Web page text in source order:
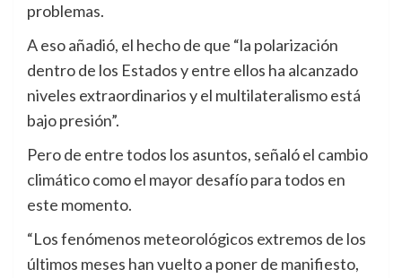
problemas.
A eso añadió, el hecho de que “la polarización
dentro de los Estados y entre ellos ha alcanzado
niveles extraordinarios y el multilateralismo está
bajo presión”.
Pero de entre todos los asuntos, señaló el cambio
climático como el mayor desafío para todos en
este momento.
“Los fenómenos meteorológicos extremos de los
últimos meses han vuelto a poner de manifiesto,